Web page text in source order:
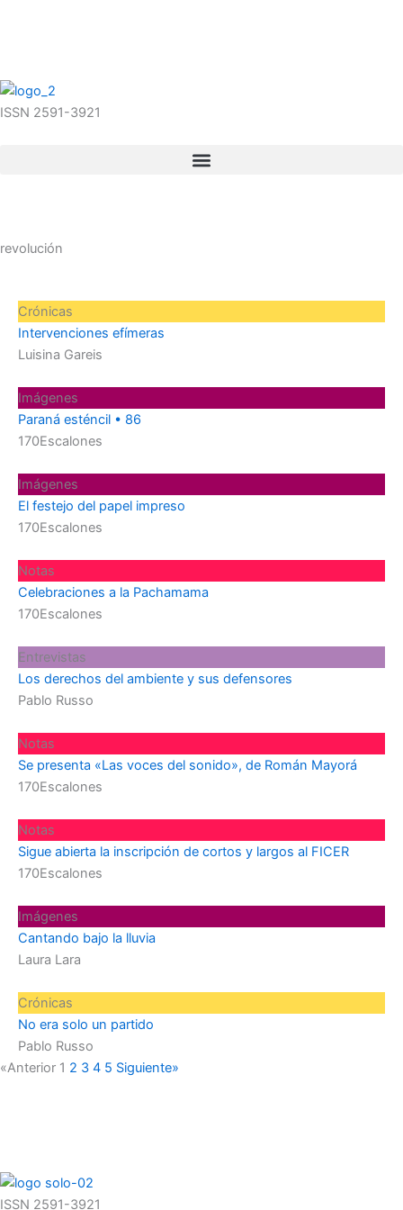
ISSN 2591-3921
revolución
Crónicas
Intervenciones efímeras
Luisina Gareis
Imágenes
Paraná esténcil • 86
170Escalones
Imágenes
El festejo del papel impreso
170Escalones
Notas
Celebraciones a la Pachamama
170Escalones
Entrevistas
Los derechos del ambiente y sus defensores
Pablo Russo
Notas
Se presenta «Las voces del sonido», de Román Mayorá
170Escalones
Notas
Sigue abierta la inscripción de cortos y largos al FICER
170Escalones
Imágenes
Cantando bajo la lluvia
Laura Lara
Crónicas
No era solo un partido
Pablo Russo
«Anterior 1 2 3 4 5 Siguiente»
ISSN 2591-3921